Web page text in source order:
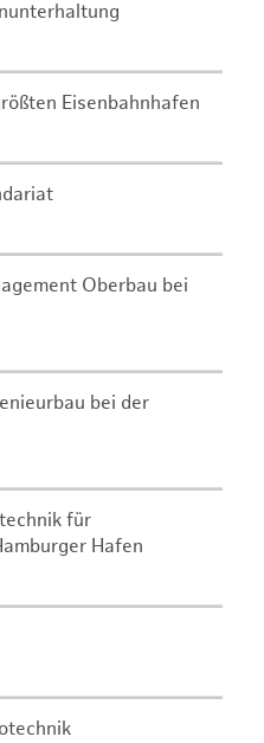
Eisenbahnhafen
Oberbau bei
bei der
für
Hafen